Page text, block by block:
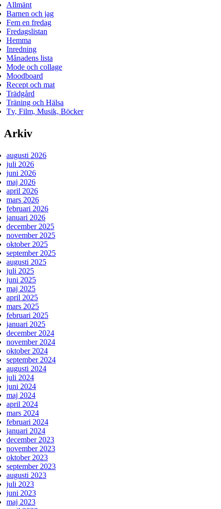
Allmänt
Barnen och jag
Fem en fredag
Fredagslistan
Hemma
Inredning
Månadens lista
Mode och collage
Moodboard
Recept och mat
Trädgård
Träning och Hälsa
Tv, Film, Musik, Böcker
Arkiv
augusti 2026
juli 2026
juni 2026
maj 2026
april 2026
mars 2026
februari 2026
januari 2026
december 2025
november 2025
oktober 2025
september 2025
augusti 2025
juli 2025
juni 2025
maj 2025
april 2025
mars 2025
februari 2025
januari 2025
december 2024
november 2024
oktober 2024
september 2024
augusti 2024
juli 2024
juni 2024
maj 2024
april 2024
mars 2024
februari 2024
januari 2024
december 2023
november 2023
oktober 2023
september 2023
augusti 2023
juli 2023
juni 2023
maj 2023